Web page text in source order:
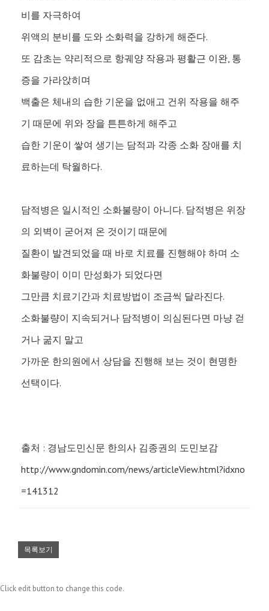
비를 자극하여
위액의 분비를 도와 소화력을 강하게 해준다.
또 감초는 약리적으로 항궤양 작용과 평활근 이완, 통
증을 가라앉히며
백출은 체내의 습한 기운을 없애고 건위 작용을 해주
기 때문에 위와 장을 튼튼하게 해주고
습한 기운이 쌓여 생기는 담적과 각종 소화 장애를 치
료하는데 탁월하다.
담적병은 일시적인 소화불량이 아니다. 담적병은 위장
의 외벽이 굳어져 온 것이기 때문에
질환이 발견되었을 때 바로 치료를 진행해야 하며 소
화불량이 이미 만성화가 되었다면
그만큼 치료기간과 치료방법이 조금씩 달라진다.
소화불량이 지속되거나 담적병이 의심된다면 마냥 걷
거나 굶지 말고
가까운 한의원에서 상담을 진행해 보는 것이 현명한
선택이다.
출처 : 경남도민신문 한의사 김종권의 도민보감
http://www.gndomin.com/news/articleView.html?idxno
=141312
목록보기
Click edit button to change this code.